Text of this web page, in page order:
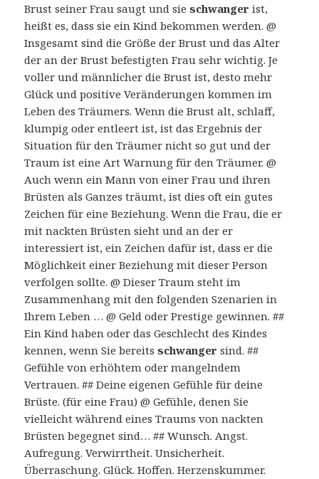
Brust seiner Frau saugt und sieschwanger ist,
heißt es, dass sie ein Kind bekommen werden. @
Insgesamt sind die Größe der Brust und das Alter
der an der Brust befestigten Frau sehr wichtig. Je
voller und männlicher die Brust ist, desto mehr
Glück und positive Veränderungen kommen im
Leben des Träumers. Wenn die Brust alt, schlaff,
klumpig oder entleert ist, ist das Ergebnis der
Situation für den Träumer nicht so gut und der
Traum ist eine Art Warnung für den Träumer. @
Auch wenn ein Mann von einer Frau und ihren
Brüsten als Ganzes träumt, ist dies oft ein gutes
Zeichen für eine Beziehung. Wenn die Frau, die er
mit nackten Brüsten sieht und an der er
interessiert ist, ein Zeichen dafür ist, dass er die
Möglichkeit einer Beziehung mit dieser Person
verfolgen sollte. @ Dieser Traum steht im
Zusammenhang mit den folgenden Szenarien in
Ihrem Leben … @ Geld oder Prestige gewinnen. ##
Ein Kind haben oder das Geschlecht des Kindes
kennen, wenn Sie bereitsschwanger sind. ##
Gefühle von erhöhtem oder mangelndem
Vertrauen. ## Deine eigenen Gefühle für deine
Brüste. (für eine Frau) @ Gefühle, denen Sie
vielleicht während eines Traums von nackten
Brüsten begegnet sind… ## Wunsch. Angst.
Aufregung. Verwirrtheit. Unsicherheit.
Überraschung. Glück. Hoffen. Herzenskummer.